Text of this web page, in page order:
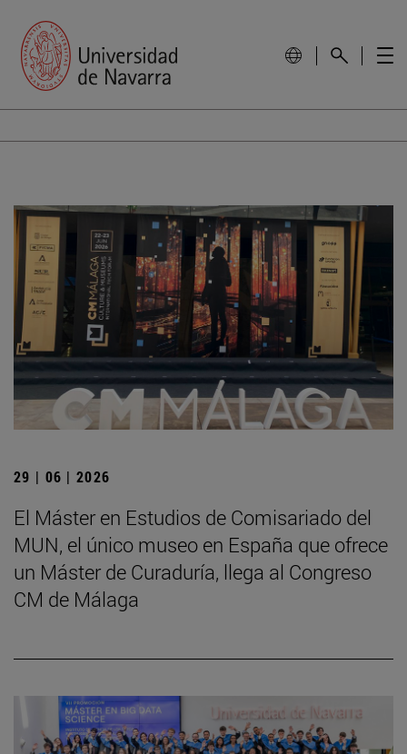
29 | 06 | 2026
El Máster en Estudios de Comisariado del
MUN, el único museo en España que ofrece
un Máster de Curaduría, llega al Congreso
CM de Málaga